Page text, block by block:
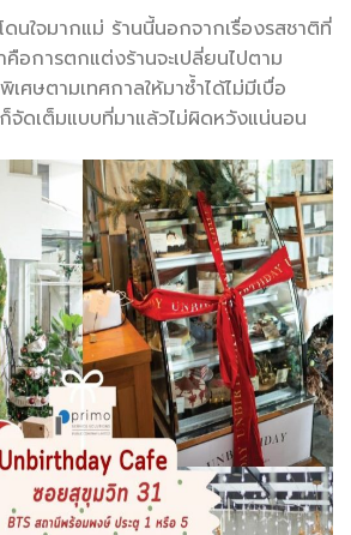
นใจมากแม่ ร้านนี้นอกจากเรื่องรสชาติที่
อการตกแต่งร้านจะเปลี่ยนไปตาม
ศษตามเทศกาลให้มาซ้ำได้ไม่มีเบื่อ
จัดเต็มแบบที่มาแล้วไม่ผิดหวังแน่นอน